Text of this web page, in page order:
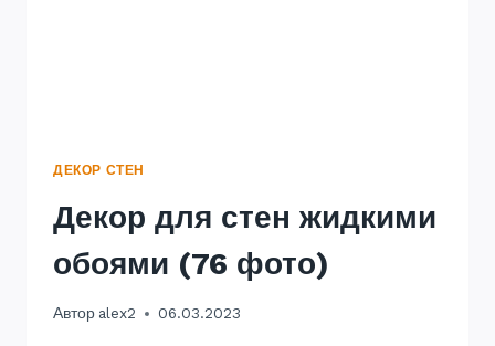
ДЕКОР СТЕН
Декор для стен жидкими
обоями (76 фото)
Автор alex2 06.03.2023